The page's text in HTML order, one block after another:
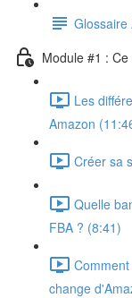
Glossaire
Module #1 :
Les
Amazon
Créer sa
Quelle
FBA ? (8:41)
change